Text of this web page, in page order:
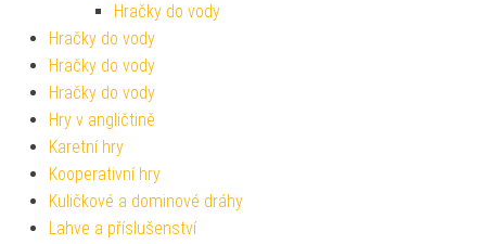
Hračky do vody
Hračky do vody
Hračky do vody
Hračky do vody
Hry v angličtině
Karetní hry
Kooperativní hry
Kuličkové a dominové dráhy
Lahve a příslušenství